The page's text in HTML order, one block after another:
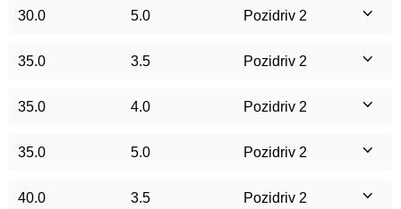
30.0 5.0 Pozidriv 2
35.0 3.5 Pozidriv 2
35.0 4.0 Pozidriv 2
35.0 5.0 Pozidriv 2
40.0 3.5 Pozidriv 2